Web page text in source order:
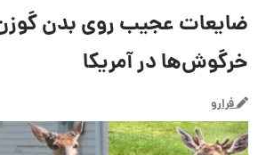
ضایعات عجیب روی بدن
خرگوش‌ها در آمریکا
فرارو